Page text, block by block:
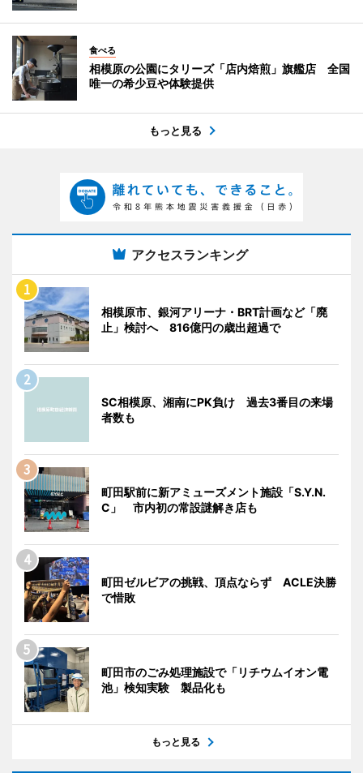
食べる
相模原の公園にタリーズ「店内焙煎」旗艦店 全国
唯一の希少豆や体験提供
もっと見る
アクセスランキング
相模原市、銀河アリーナ・BRT計画など「廃
止」検討へ 816億円の歳出超過で
SC相模原、湘南にPK負け 過去3番目の来場
者数も
町田駅前に新アミューズメント施設「S.Y.N.
C」 市内初の常設謎解き店も
町田ゼルビアの挑戦、頂点ならず ACLE決勝
で惜敗
町田市のごみ処理施設で「リチウムイオン電
池」検知実験 製品化も
もっと見る